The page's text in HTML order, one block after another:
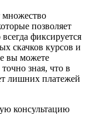
множество
позволяет
фиксируется
скачков курсов и
вы можете
зная, что в
лишних платежей